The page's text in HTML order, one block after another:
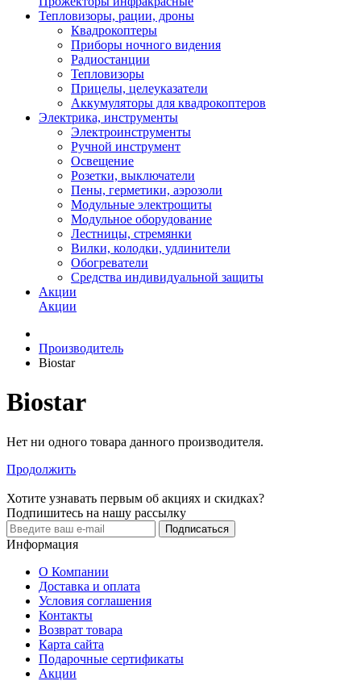
Тепловизоры, рации, дроны
Квадрокоптеры
Приборы ночного видения
Радиостанции
Тепловизоры
Прицелы, целеуказатели
Аккумуляторы для квадрокоптеров
Электрика, инструменты
Электроинструменты
Ручной инструмент
Освещение
Розетки, выключатели
Пены, герметики, аэрозоли
Модульные электрощиты
Модульное оборудование
Лестницы, стремянки
Вилки, колодки, удлинители
Обогреватели
Средства индивидуальной защиты
Акции
Акции
Производитель
Biostar
Biostar
Нет ни одного товара данного производителя.
Продолжить
Хотите узнавать первым об акциях и скидках?
Подпишитесь на нашу рассылку
Подписаться
Информация
О Компании
Доставка и оплата
Условия соглашения
Контакты
Возврат товара
Карта сайта
Подарочные сертификаты
Акции